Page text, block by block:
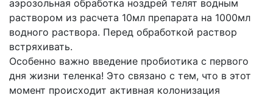
аэрозольная обработка ноздрей телят водным
раствором из расчета 10мл препарата на 1000мл
водного раствора. Перед обработкой раствор
встряхивать.
Особенно важно введение пробиотика с первого
дня жизни теленка! Это связано с тем, что в этот
момент происходит активная колонизация